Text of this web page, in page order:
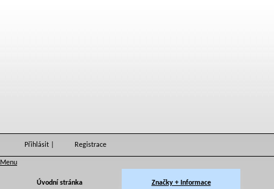
Přihlásit Registrace
Menu
Úvodní stránka Značky + Informace